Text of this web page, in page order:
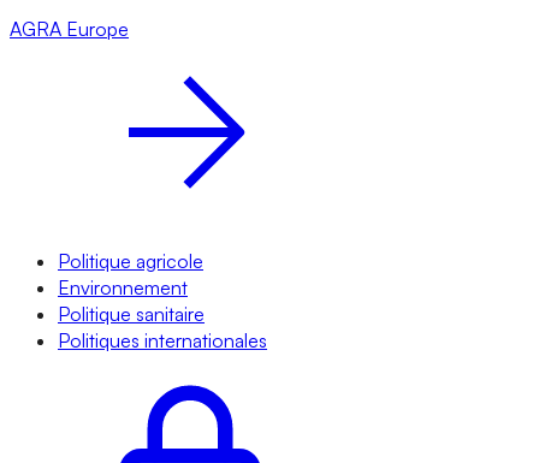
AGRA Europe
Politique agricole
Environnement
Politique sanitaire
Politiques internationales